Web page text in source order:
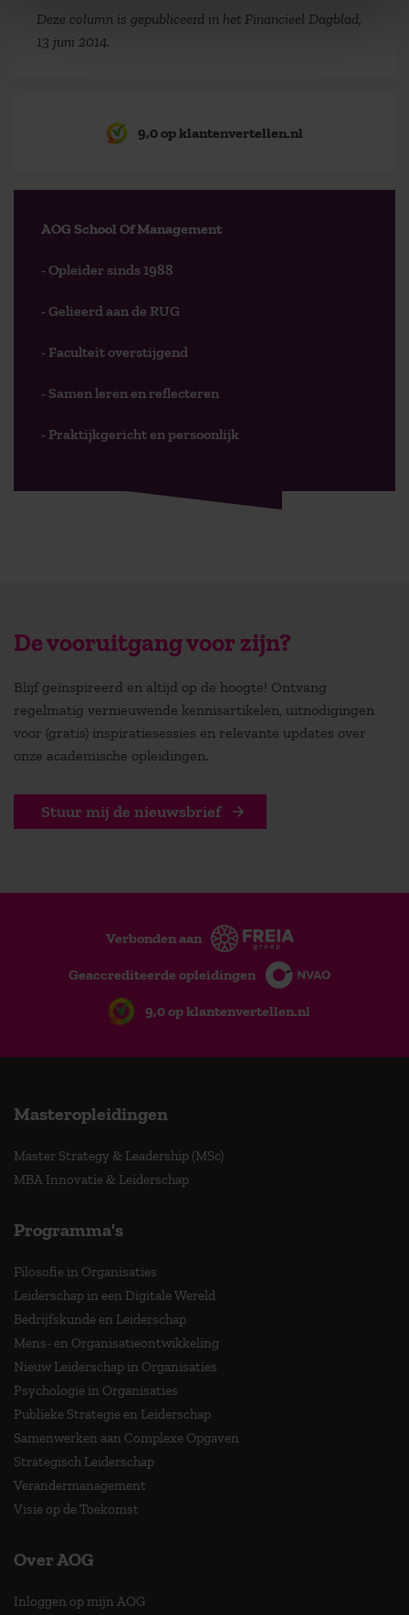
Deze column is gepubliceerd in het Financieel Dagblad,
13 juni 2014.
9,0 op klantenvertellen.nl
AOG School Of Management
- Opleider sinds 1988
- Gelieerd aan de RUG
- Faculteit overstijgend
- Samen leren en reflecteren
- Praktijkgericht en persoonlijk
De vooruitgang voor zijn?
Blijf geïnspireerd en altijd op de hoogte! Ontvang
regelmatig vernieuwende kennisartikelen, uitnodigingen
voor (gratis) inspiratiesessies en relevante updates over
onze academische opleidingen.
Stuur mij de nieuwsbrief
Verbonden aan
Geaccrediteerde opleidingen
9,0 op klantenvertellen.nl
Masteropleidingen
Master Strategy & Leadership (MSc)
MBA Innovatie & Leiderschap
Programma's
Filosofie in Organisaties
Leiderschap in een Digitale Wereld
Bedrijfskunde en Leiderschap
Mens- en Organisatieontwikkeling
Nieuw Leiderschap in Organisaties
Psychologie in Organisaties
Publieke Strategie en Leiderschap
Samenwerken aan Complexe Opgaven
Strategisch Leiderschap
Verandermanagement
Visie op de Toekomst
Over AOG
Inloggen op mijn AOG